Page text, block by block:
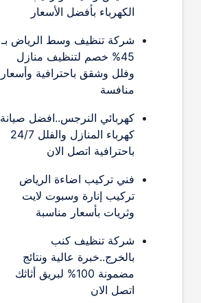
الكهرباء بأفضل الأسعار
شركة تنظيف وسط الرياض بـ
45% خصم لتنظيف منازل
وفلل وشقق باحترافية وأسعار
منافسة
كهربائي النرجس..افضل صيانة
كهرباء المنازل والفلل 24/7
باحترافية اتصل الان
فني تركيب اضاءة الرياض
تركيب إنارة وسبوت لايت
وثريات بأسعار مناسبة
شركة تنظيف كنب
بالخرج..خبرة عالية ونتائج
مضمونة 100% لبريق أثاثك
اتصل الان